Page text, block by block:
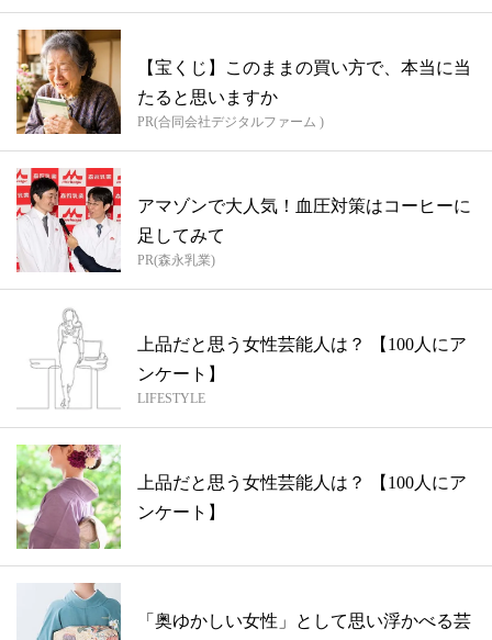
【宝くじ】このままの買い方で、本当に当
たると思いますか
PR(合同会社デジタルファーム )
アマゾンで大人気！血圧対策はコーヒーに
足してみて
PR(森永乳業)
上品だと思う女性芸能人は？ 【100人にア
ンケート】
LIFESTYLE
上品だと思う女性芸能人は？ 【100人にア
ンケート】
「奥ゆかしい女性」として思い浮かべる芸